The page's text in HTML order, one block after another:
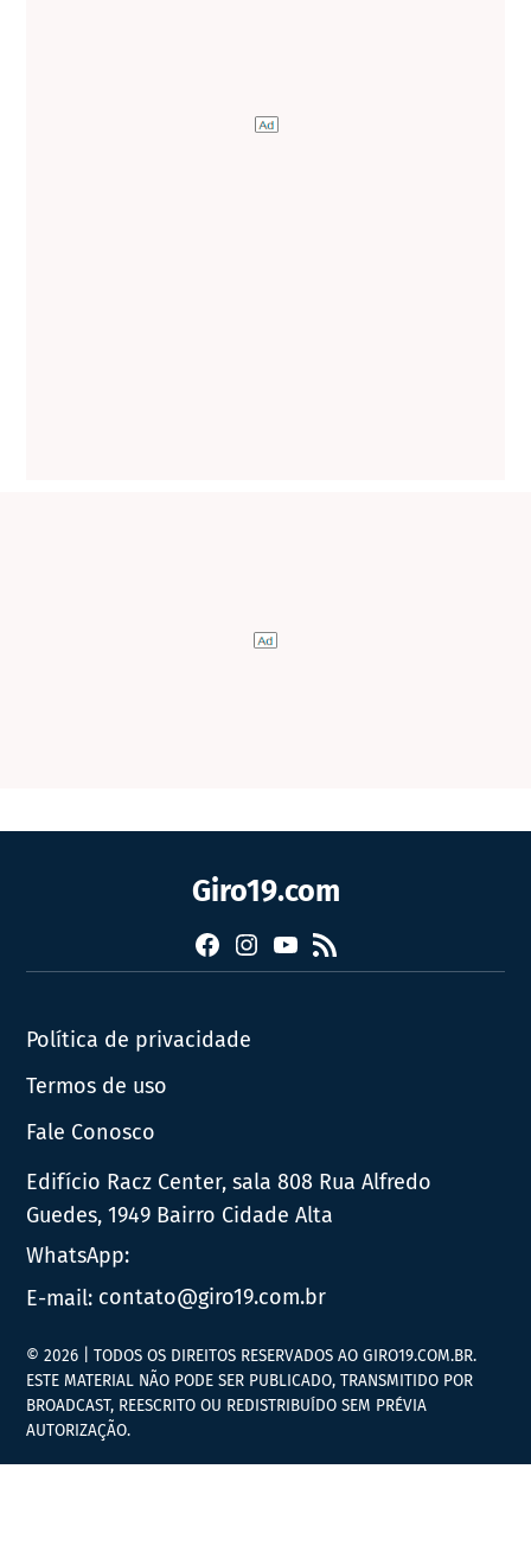
Giro19.com
FacebookInstagram
YouTube
RSS
Política de privacidade
Termos de uso
Fale Conosco
Edifício Racz Center, sala 808 Rua Alfredo
Guedes, 1949 Bairro Cidade Alta
WhatsApp:
E-mail: contato@giro19.com.br
© 2026 | TODOS OS DIREITOS RESERVADOS AO GIRO19.COM.BR.
ESTE MATERIAL NÃO PODE SER PUBLICADO, TRANSMITIDO POR
BROADCAST, REESCRITO OU REDISTRIBUÍDO SEM PRÉVIA
AUTORIZAÇÃO.